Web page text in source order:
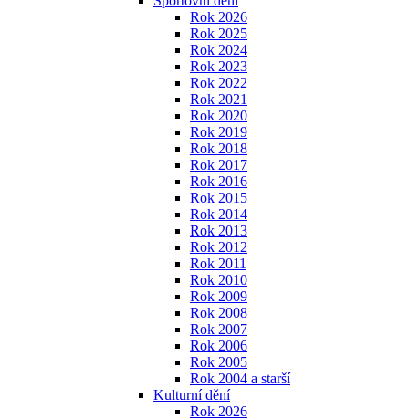
Rok 2026
Rok 2025
Rok 2024
Rok 2023
Rok 2022
Rok 2021
Rok 2020
Rok 2019
Rok 2018
Rok 2017
Rok 2016
Rok 2015
Rok 2014
Rok 2013
Rok 2012
Rok 2011
Rok 2010
Rok 2009
Rok 2008
Rok 2007
Rok 2006
Rok 2005
Rok 2004 a starší
Kulturní dění
Rok 2026